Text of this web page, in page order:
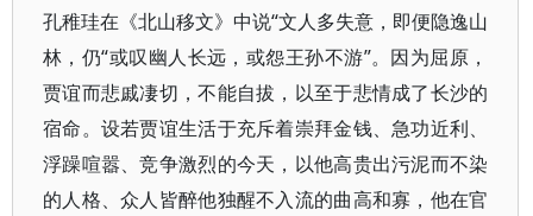
孔稚珪在《北山移文》中说“文人多失意，即便隐逸山
林，仍“或叹幽人长远，或怨王孙不游”。因为屈原，
贾谊而悲戚凄切，不能自拔，以至于悲情成了长沙的
宿命。设若贾谊生活于充斥着崇拜金钱、急功近利、
浮躁喧嚣、竞争激烈的今天，以他高贵出污泥而不染
的人格、众人皆醉他独醒不入流的曲高和寡，他在官